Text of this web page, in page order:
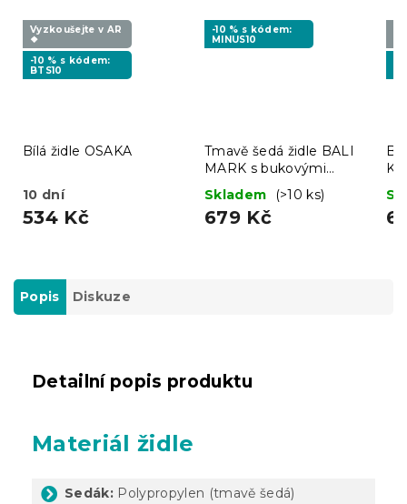
Vyzkoušejte v AR
❖
-10 % s kódem:
BTS10
Bílá židle OSAKA
10 dní
534 Kč
-10 % s kódem:
MINUS10
Tmavě šedá židle BALI
MARK s bukovými
nohami
Skladem (>10 ks)
679 Kč
Popis Diskuze
Detailní popis produktu
Materiál židle
Sedák: Polypropylen (tmavě šedá)